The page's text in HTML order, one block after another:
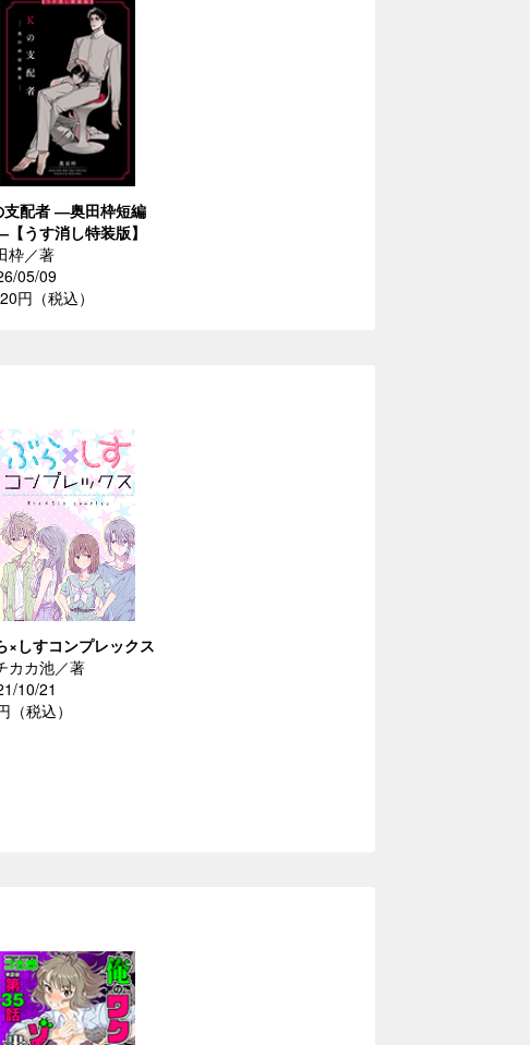
支配者 ―奥田枠短編
うす消し特装版】
枠／著
05/09
円（税込）
×しすコンプレックス
カカ池／著
10/21
（税込）